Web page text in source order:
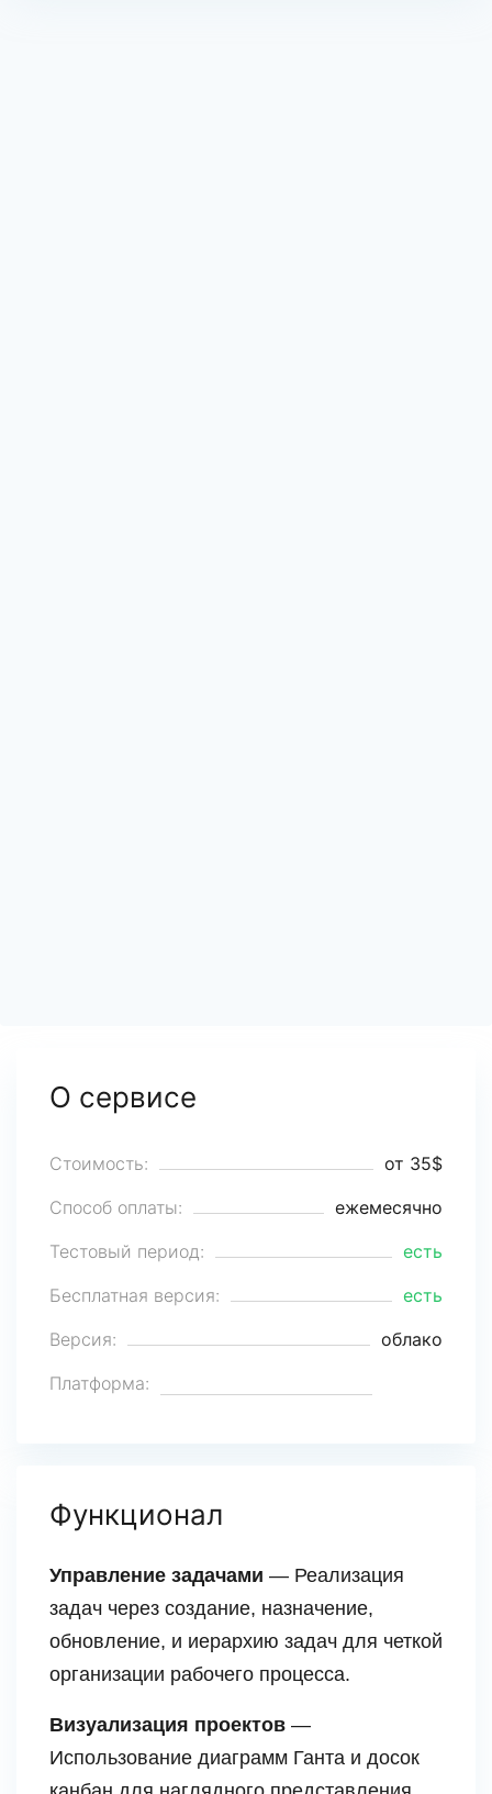
О сервисе
Стоимость:
от 35$
Способ оплаты:
ежемесячно
Тестовый период:
есть
Бесплатная версия:
есть
Версия:
облако
Платформа:
Функционал
Управление задачами — Реализация
задач через создание, назначение,
обновление, и иерархию задач для четкой
организации рабочего процесса.
Визуализация проектов —
Использование диаграмм Ганта и досок